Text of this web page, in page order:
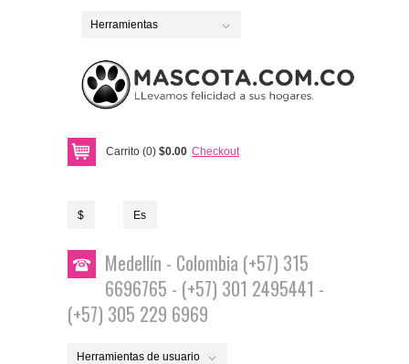
Herramientas
Carrito (0) $0.00 Checkout
$ Es
Medellín - Colombia (+57) 315
6696765 - (+57) 301 2495441 -
(+57) 305 229 6969
Herramientas de usuario